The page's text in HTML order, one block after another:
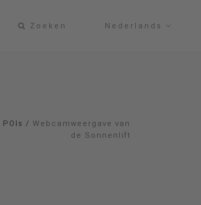
Zoeken Nederlands
/ Webcamweergave van
de Sonnenlift